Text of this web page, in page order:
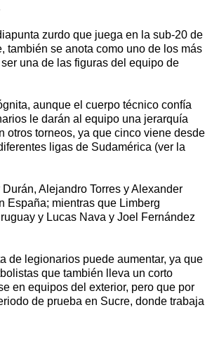
zurdo que juega en la sub-20 de
también se anota como uno de los más
una de las figuras del equipo de
aunque el cuerpo técnico confía
le darán al equipo una jerarquía
otros torneos, ya que cinco viene desde
ligas de Sudamérica (ver la
Alejandro Torres y Alexander
España; mientras que Limberg
y Lucas Nava y Joel Fernández
de legionarios puede aumentar, ya que
que también lleva un corto
en equipos del exterior, pero que por
de prueba en Sucre, donde trabaja